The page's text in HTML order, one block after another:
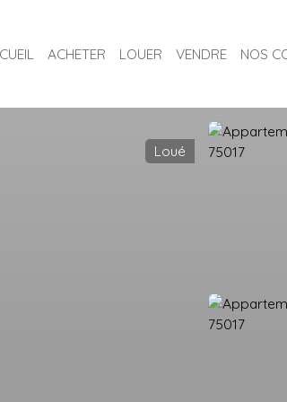
ACHETER LOUER VENDRE NOS
Loué